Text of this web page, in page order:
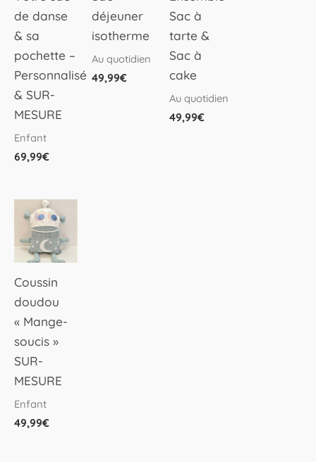
de danse
& sa
pochette –
Personnalisé
& SUR-
MESURE
Enfant
69,99€
déjeuner
isotherme
Au quotidien
49,99€
Sac à
tarte &
Sac à
cake
Au quotidien
49,99€
Coussin
doudou
« Mange-
soucis »
SUR-
MESURE
Enfant
49,99€